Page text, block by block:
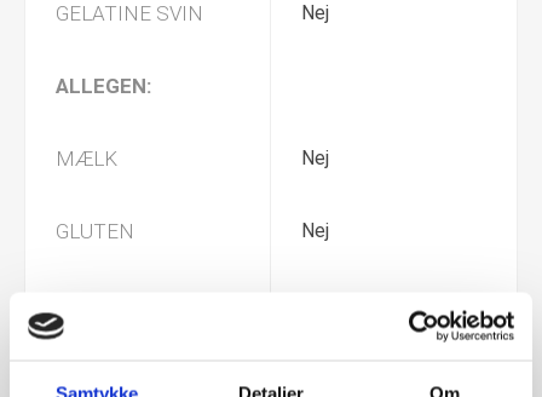
Samtykke Detaljer Om
GELATINE SVIN Nej
ALLEGEN:
MÆLK Nej
GLUTEN Nej